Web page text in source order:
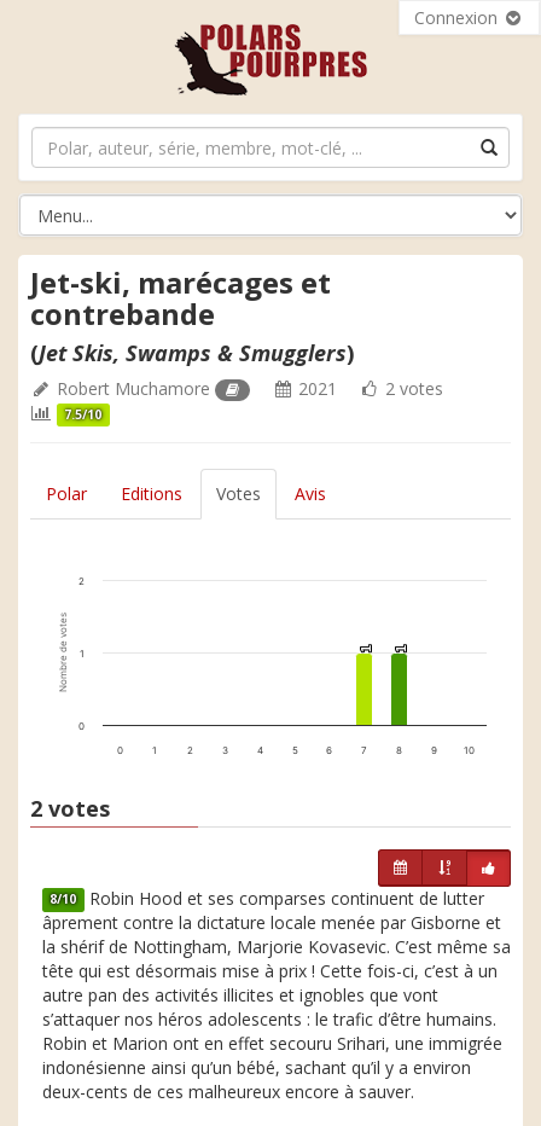
Connexion
Jet-ski, marécages et
contrebande
(Jet Skis, Swamps & Smugglers)
Robert Muchamore 2021 2 votes
7.5/10
Polar Editions Votes Avis
Nombre de votes 1
1 1
1
0 1 2 3 4 5 6 7 8 9 10
0
1
2
2 votes
8/10 Robin Hood et ses comparses continuent de lutter
âprement contre la dictature locale menée par Gisborne et
la shérif de Nottingham, Marjorie Kovasevic. C’est même sa
tête qui est désormais mise à prix ! Cette fois-ci, c’est à un
autre pan des activités illicites et ignobles que vont
s’attaquer nos héros adolescents : le trafic d’être humains.
Robin et Marion ont en effet secouru Srihari, une immigrée
indonésienne ainsi qu’un bébé, sachant qu’il y a environ
deux-cents de ces malheureux encore à sauver.